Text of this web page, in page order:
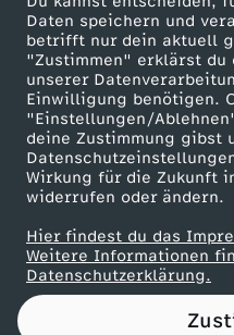
Daten speichern und
betrifft nur dein aktuell
"Zustimmen" erklärst du
unserer
Einwilligung benötigen.
"Einstellungen/
deine Zustimmung gibst
Wirkung für die Zukunft
widerrufen oder ändern.
Hier findest du das
Weitere Informationen
Datenschutzerklärung.
s
c
h
ä
f
t
ZDF goes Schule
Werbefernsehen
Mainzelmännchen
Partner